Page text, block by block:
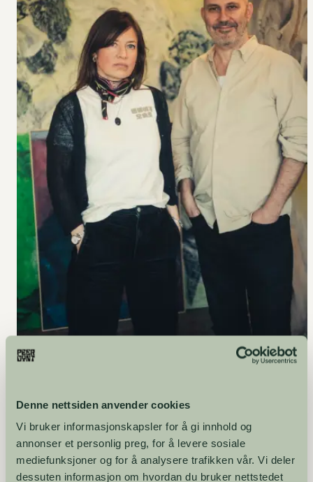
Denne nettsiden anvender cookies
Vi bruker informasjonskapsler for å gi innhold og
annonser et personlig preg, for å levere sosiale
mediefunksjoner og for å analysere trafikken vår. Vi deler
dessuten informasjon om hvordan du bruker nettstedet
Marianne Hurum og kunstnerisk leder Erik Ulfsby. (Foto: Bård
Om Marianne Hurum
Marianne Hurum (f. 1978) bor og arbeider i Oslo og